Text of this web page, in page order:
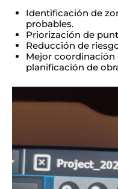
Identificación de
probables.
Priorización de
Reducción de
Mejor coordinación
planificación de